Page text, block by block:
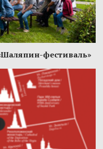
фестиваль»